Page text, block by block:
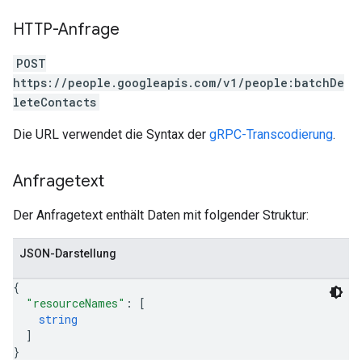
HTTP-Anfrage
POST
https://people.googleapis.com/v1/people:batchDe
leteContacts
Die URL verwendet die Syntax der gRPC-Transcodierung.
Anfragetext
Der Anfragetext enthält Daten mit folgender Struktur:
JSON-Darstellung
{
"resourceNames" :
[
string
]
}